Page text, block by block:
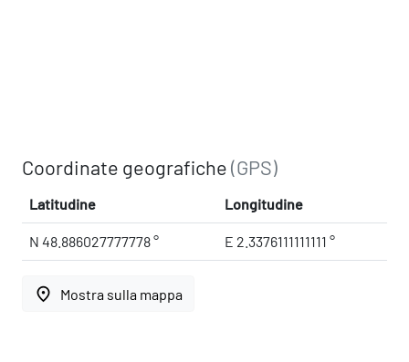
Coordinate geografiche(GPS)
Latitudine Longitudine
N 48.886027777778 ° E 2.3376111111111 °
place Mostra sulla mappa